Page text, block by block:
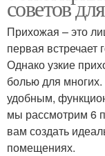
советов
Прихожая – это
первая встречает
Однако узкие
болью для многих.
удобным,
мы рассмотрим 6
вам создать
помещениях.